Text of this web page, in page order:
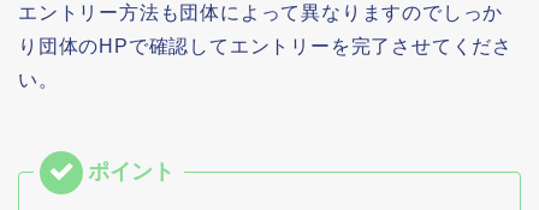
エントリー方法も団体によって異なりますのでしっか
り団体のHPで確認してエントリーを完了させてくださ
い。